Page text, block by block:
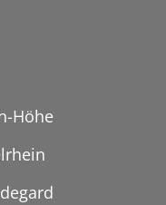
Höhe